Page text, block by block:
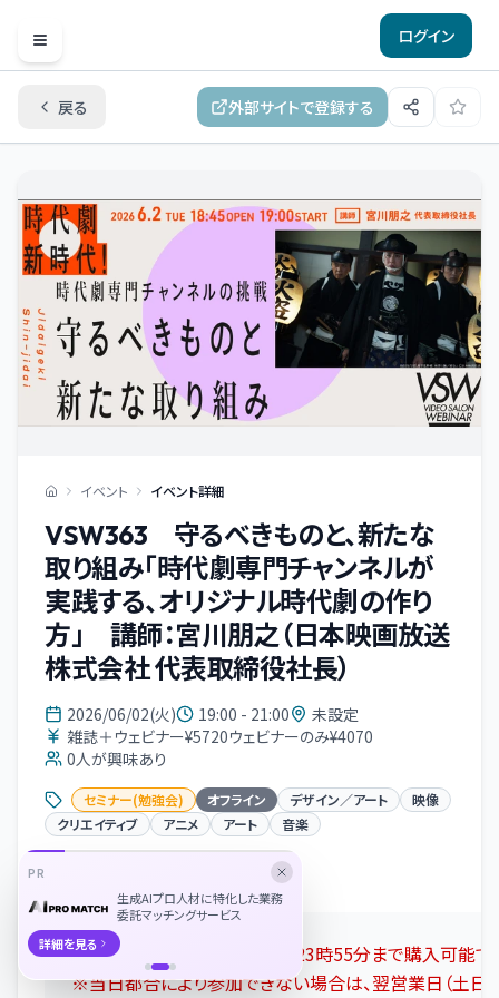
Open menu
ログイン
戻る 外部サイトで登録する
イベント イベント詳細
VSW363 守るべきものと、新たな
取り組み「時代劇専門チャンネルが
実践する、オリジナル時代劇の作り
方」 講師：宮川朋之（日本映画放送
株式会社 代表取締役社長）
2026/06/02(火) 19:00 - 21:00
未設定
雑誌＋ウェビナー¥5720ウェビナーのみ¥4070
0人が興味あり
セミナー(勉強会) オフライン デザイン／アート
映像
クリエイティブ
アニメ アート 音楽
※2026年
6月2日（火） 当日の23時55分まで購入可能で
※当日都合により参加できない場合は、翌営業日（土日
PR
生成AIプロ人材に特化した業務
委託マッチングサービス
詳細を見る